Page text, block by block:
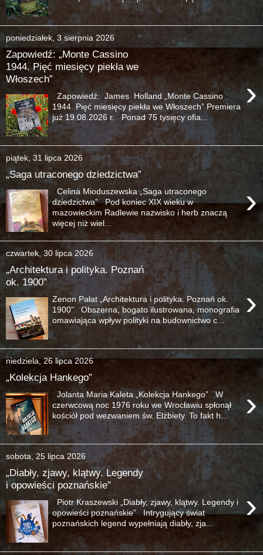
poniedziałek, 3 sierpnia 2026
Zapowiedź: „Monte Cassino
1944. Pięć miesięcy piekła we
Włoszech”
›
Zapowiedź: James Holland „Monte Cassino
1944. Pięć miesięcy piekła we Włoszech” Premiera
już 19.08.2026 r. Ponad 75 tysięcy ofia...
piątek, 31 lipca 2026
„Saga utraconego dziedzictwa”
›
Celina Mioduszewska „Saga utraconego
dziedzictwa” Pod koniec XIX wieku w
mazowieckim Radlewie nazwisko i herb znaczą
więcej niż wiel...
czwartek, 30 lipca 2026
„Architektura i polityka. Poznań
ok. 1900”
›
Zenon Pałat „Architektura i polityka. Poznań ok.
1900” Obszerna, bogato ilustrowana, monografia
omawiająca wpływ polityki na budownictwo c...
niedziela, 26 lipca 2026
„Kolekcja Hankego”
›
Jolanta Maria Kaleta „Kolekcja Hankego” W
czerwcową noc 1976 roku we Wrocławiu spłonął
kościół pod wezwaniem św. Elżbiety. To fakt h...
sobota, 25 lipca 2026
„Diabły, zjawy, klątwy. Legendy
i opowieści poznańskie”
›
Piotr Kraszewski „Diabły, zjawy, klątwy. Legendy i
opowieści poznańskie” Intrygujący świat
poznańskich legend wypełniają diabły, zja...